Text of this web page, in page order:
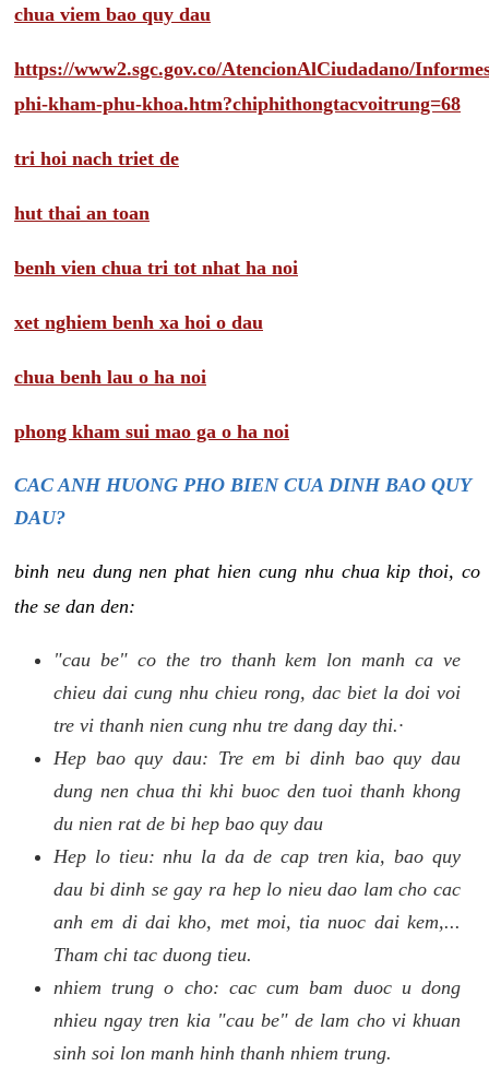
chua viem bao quy dau
https://www2.sgc.gov.co/AtencionAlCiudadano/
phi-kham-phu-khoa.htm?chiphithongtacvoitrung=68
tri hoi nach triet de
hut thai an toan
benh vien chua tri tot nhat ha noi
xet nghiem benh xa hoi o dau
chua benh lau o ha noi
phong kham sui mao ga o ha noi
CAC ANH HUONG PHO BIEN CUA DINH BAO QUY
DAU?
binh neu dung nen phat hien cung nhu chua kip thoi, co
the se dan den:
"cau be" co the tro thanh kem lon manh ca ve
chieu dai cung nhu chieu rong, dac biet la doi voi
tre vi thanh nien cung nhu tre dang day thi.·
Hep bao quy dau: Tre em bi dinh bao quy dau
dung nen chua thi khi buoc den tuoi thanh khong
du nien rat de bi hep bao quy dau
Hep lo tieu: nhu la da de cap tren kia, bao quy
dau bi dinh se gay ra hep lo nieu dao lam cho cac
anh em di dai kho, met moi, tia nuoc dai kem,...
Tham chi tac duong tieu.
nhiem trung o cho: cac cum bam duoc u dong
nhieu ngay tren kia "cau be" de lam cho vi khuan
sinh soi lon manh hinh thanh nhiem trung.